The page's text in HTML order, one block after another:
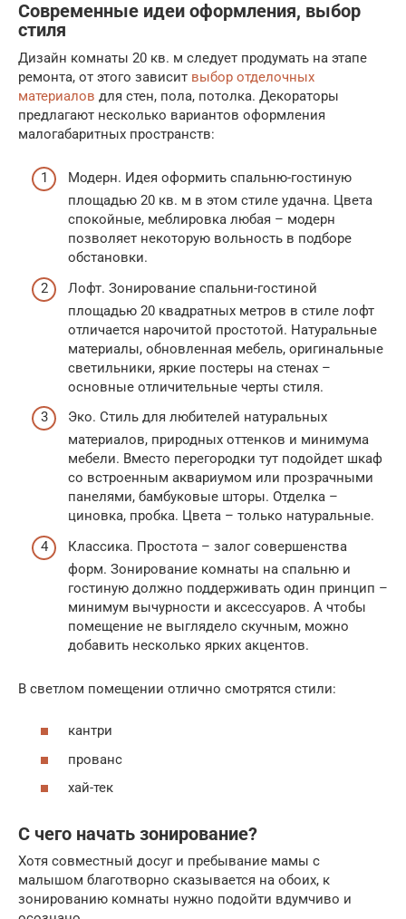
Современные идеи оформления, выбор
стиля
Дизайн комнаты 20 кв. м следует продумать на этапе
ремонта, от этого зависит выбор отделочных
материалов для стен, пола, потолка. Декораторы
предлагают несколько вариантов оформления
малогабаритных пространств:
Модерн. Идея оформить спальню-гостиную
площадью 20 кв. м в этом стиле удачна. Цвета
спокойные, меблировка любая – модерн
позволяет некоторую вольность в подборе
обстановки.
Лофт. Зонирование спальни-гостиной
площадью 20 квадратных метров в стиле лофт
отличается нарочитой простотой. Натуральные
материалы, обновленная мебель, оригинальные
светильники, яркие постеры на стенах –
основные отличительные черты стиля.
Эко. Стиль для любителей натуральных
материалов, природных оттенков и минимума
мебели. Вместо перегородки тут подойдет шкаф
со встроенным аквариумом или прозрачными
панелями, бамбуковые шторы. Отделка –
циновка, пробка. Цвета – только натуральные.
Классика. Простота – залог совершенства
форм. Зонирование комнаты на спальню и
гостиную должно поддерживать один принцип –
минимум вычурности и аксессуаров. А чтобы
помещение не выглядело скучным, можно
добавить несколько ярких акцентов.
В светлом помещении отлично смотрятся стили:
кантри
прованс
хай-тек
С чего начать зонирование?
Хотя совместный досуг и пребывание мамы с
малышом благотворно сказывается на обоих, к
зонированию комнаты нужно подойти вдумчиво и